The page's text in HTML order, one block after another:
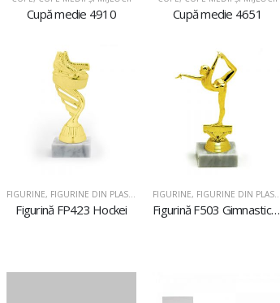
Cupă medie 4910 Cupă medie 4651
FIGURINE, FIGURINE DIN PLASTIC
Figurină FP423 Hockei
FIGURINE, FIGURINE DIN PLASTIC
Figurină F503 Gimnastică ritmică